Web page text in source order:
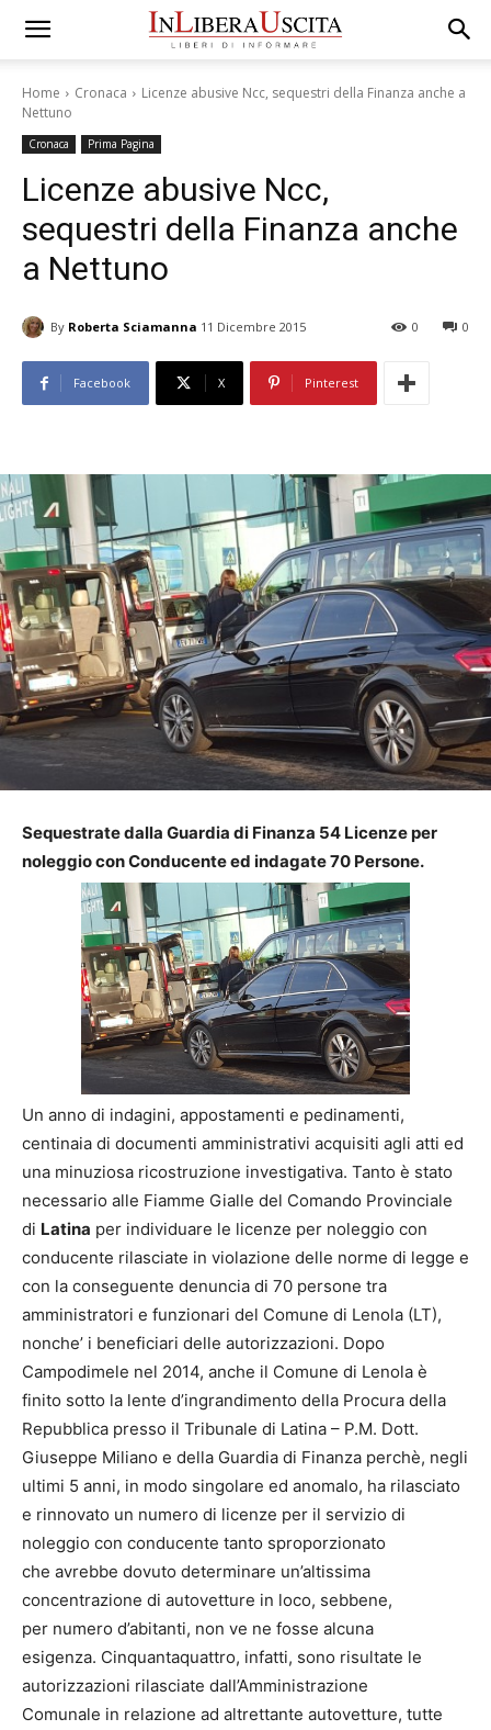
Home Cronaca
Licenze abusive Ncc, sequestri della Finanza anche a
Nettuno
Cronaca Prima Pagina
Licenze abusive Ncc,
sequestri della Finanza anche
a Nettuno
By Roberta Sciamanna 11 Dicembre 2015 0
0
Facebook X Pinterest
Sequestrate dalla Guardia di Finanza 54 Licenze per
noleggio con Conducente ed indagate 70 Persone.
Un anno di indagini, appostamenti e pedinamenti,
centinaia di documenti amministrativi acquisiti agli atti ed
una minuziosa ricostruzione investigativa. Tanto è stato
necessario alle Fiamme Gialle del Comando Provinciale
di Latina per individuare le licenze per noleggio con
conducente rilasciate in violazione delle norme di legge e
con la conseguente denuncia di 70 persone tra
amministratori e funzionari del Comune di Lenola (LT),
nonche’ i beneficiari delle autorizzazioni. Dopo
Campodimele nel 2014, anche il Comune di Lenola è
finito sotto la lente d’ingrandimento della Procura della
Repubblica presso il Tribunale di Latina – P.M. Dott.
Giuseppe Miliano e della Guardia di Finanza perchè, negli
ultimi 5 anni, in modo singolare ed anomalo, ha rilasciato
e rinnovato un numero di licenze per il servizio di
noleggio con conducente tanto sproporzionato
che avrebbe dovuto determinare un’altissima
concentrazione di autovetture in loco, sebbene,
per numero d’abitanti, non ve ne fosse alcuna
esigenza. Cinquantaquattro, infatti, sono risultate le
autorizzazioni rilasciate dall’Amministrazione
Comunale in relazione ad altrettante autovetture, tutte